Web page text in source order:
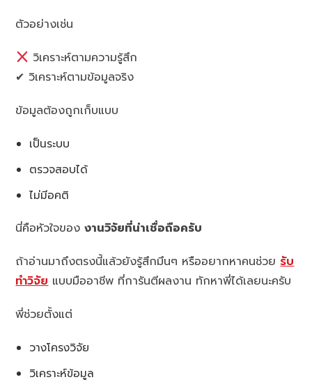
ตัวอย่างเช่น
วิเคราะห์ตามความรู้สึก
✔ วิเคราะห์ตามข้อมูลจริง
ข้อมูลต้องถูกเก็บแบบ
เป็นระบบ
ตรวจสอบได้
ไม่มีอคติ
นี่คือหัวใจของงานวิจัยที่น่าเชื่อถือครับ
ถ้าอ่านมาถึงตรงนี้แล้วยังรู้สึกมึนๆ หรืออยากหาคนช่วยรับ
ทำวิจัยแบบมืออาชีพ ที่การันตีผลงาน ทักหาพี่ได้เลยนะครับ
พี่ช่วยตั้งแต่
วางโครงวิจัย
วิเคราะห์ข้อมูล